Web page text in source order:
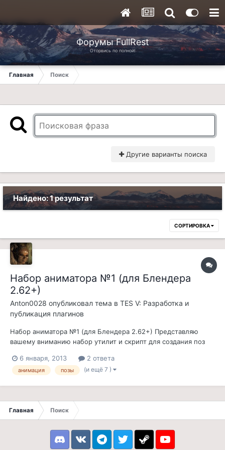
Форумы FullRest
Оторвись по полной!
Главная Поиск
Другие варианты поиска
Найдено: 1 результат
СОРТИРОВКА
Набор аниматора №1 (для Блендера
2.62+)
Anton0028 опубликовал тема в TES V: Разработка и
публикация плагинов
Набор аниматора №1 (для Блендера 2.62+) Представляю
вашему вниманию набор утилит и скрипт для создания поз
Блендер 2.62 и выше.
http://jpegshare.net/thumbs/4b/e6/4be6f4ca52bc035bdfd09aa2
6 января, 2013 2 ответа
анимация позы (и ещё 7 )
Главная Поиск
DiscordVK TelegramTwitter Steam Youtube